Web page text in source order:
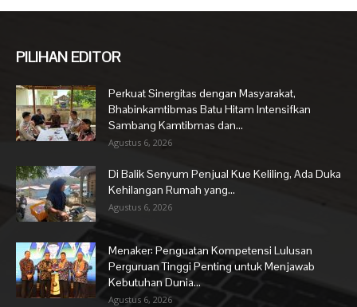
PILIHAN EDITOR
Perkuat Sinergitas dengan Masyarakat,
Bhabinkamtibmas Batu Hitam Intensifkan
Sambang Kamtibmas dan...
Agustus 6, 2026
Di Balik Senyum Penjual Kue Keliling, Ada Duka
Kehilangan Rumah yang...
Agustus 6, 2026
Menaker: Penguatan Kompetensi Lulusan
Perguruan Tinggi Penting untuk Menjawab
Kebutuhan Dunia...
Agustus 6, 2026